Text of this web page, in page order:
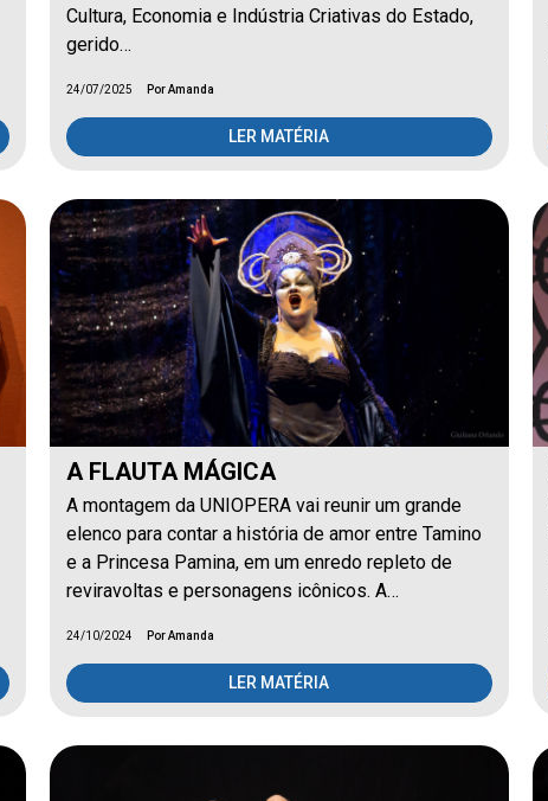
Cultura, Economia e Indústria Criativas do Estado,
gerido…
24/07/2025 Por Amanda
LER MATÉRIA
A FLAUTA MÁGICA
A montagem da UNIOPERA vai reunir um grande
elenco para contar a história de amor entre Tamino
e a Princesa Pamina, em um enredo repleto de
reviravoltas e personagens icônicos. A…
24/10/2024 Por Amanda
LER MATÉRIA